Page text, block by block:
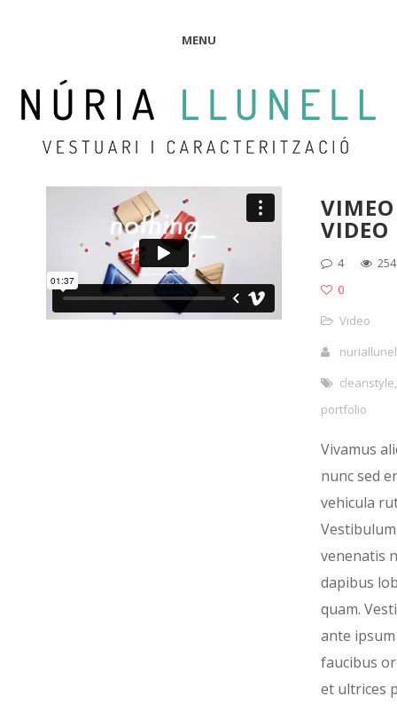
MENU
VIMEO
VIDEO
4
0
Video
cleanstyle
portfolio
Vivamus
nunc sed
vehicula
venenatis
dapibus
quam.
ante
faucibus
et ultrices